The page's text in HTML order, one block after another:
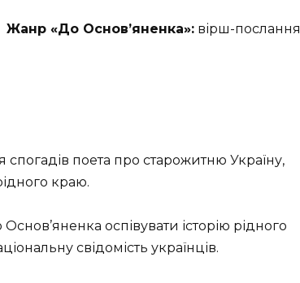
Жанр «До Основ’яненка»: вірш-послання
спогадів поета про старожитню Україну,
краю.
оспівувати історію рідного
свідомість українців.